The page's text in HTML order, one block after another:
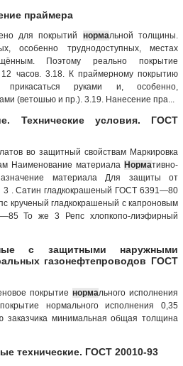
праймера
для покрытий нормальной толщины.
особенно труднодоступных, местах
Поэтому реально покрытие
часов. 3.18. К праймерному покрытию
прикасаться руками и, особенно,
(ветошью и пр.). 3.19. Нанесение пра...
Технические условия. ГОСТ
во защитный свойствам Маркировка
Наименование материала Нормативно-
мате­риала Для защиты от
3 . Сатин гладкокрашеный ГОСТ 6391—80
крученый гладкокрашеный с капроновым
То же 3 Репс хлопкопо-лиэфирный
с защитными наружными
газонефтепроводов ГОСТ
покрытие нормального исполнения
нормального исполнения 0,35
заказчика минимальная общая толщина
технические. ГОСТ 20010-93